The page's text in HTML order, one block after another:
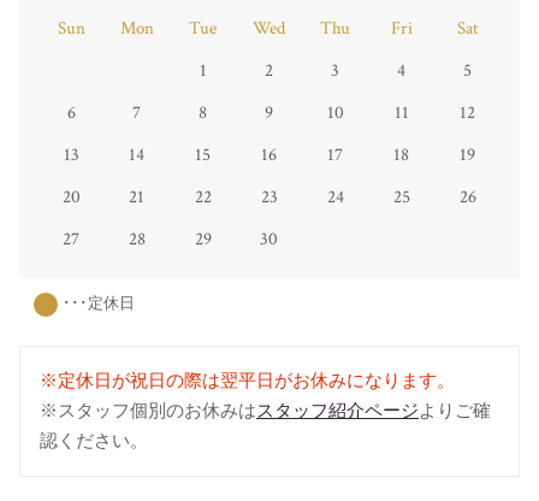
Sun Mon Tue Wed Thu Fri
Sat
1
2 3 4
5
6
7 8 9 10 11
12
13
14 15 16 17 18
19
20
21 22 23 24 25
26
27
28 29 30
･･･定休日
※定休日が祝日の際は翌平日がお休みになります。
※スタッフ個別のお休みはスタッフ紹介ページよりご確
認ください。